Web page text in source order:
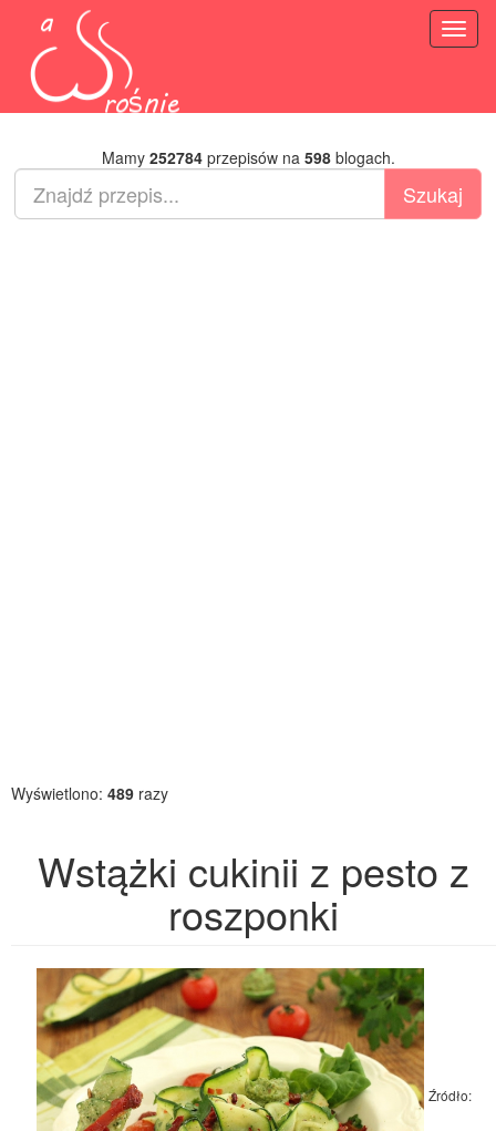
Mamy 252784przepisów na 598blogach.
Wyświetlono: 489 razy
Wstążki cukinii z pesto z
roszponki
Źródło: